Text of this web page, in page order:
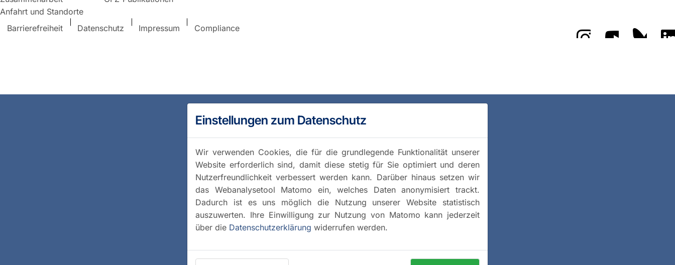
Anfahrt und Standorte
Barrierefreiheit Datenschutz Impressum Compliance Das GFZ aufDas GFZ auf
Das
Einstellungen zum Datenschutz
Wir verwenden Cookies, die für die grundlegende Funktionalität unserer
Website erforderlich sind, damit diese stetig für Sie optimiert und deren
Nutzerfreundlichkeit verbessert werden kann. Darüber hinaus setzen wir
das Webanalysetool Matomo ein, welches Daten anonymisiert trackt.
Dadurch ist es uns möglich die Nutzung unserer Website statistisch
auszuwerten. Ihre Einwilligung zur Nutzung von Matomo kann jederzeit
über die Datenschutzerklärung widerrufen werden.